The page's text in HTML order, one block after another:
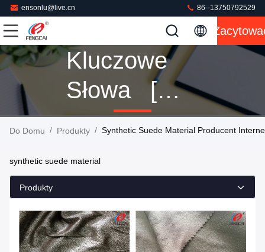
ensonlu@live.cn 86--13750792529
Kluczowe
Słowa [
Synthetic
Material ]
Mecz 9
Produkty
Do Domu / Produkty / Synthetic Suede Material Producent
synthetic suede material
Produkty